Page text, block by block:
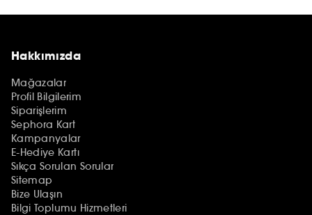
Hakkımızda
Mağazalar
Profil Bilgilerim
Siparişlerim
Sephora Kart
Kampanyalar
E-Hediye Kartı
Sıkça Sorulan Sorular
Sitemap
Bize Ulaşın
Bilgi Toplumu Hizmetleri